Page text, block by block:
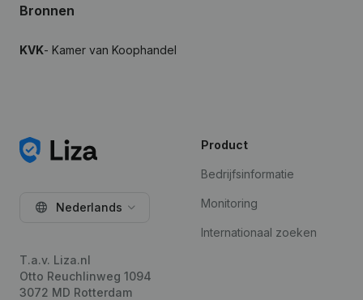
Bronnen
KVK- Kamer van Koophandel
Nederlands
T.a.v. Liza.nl
Otto Reuchlinweg 1094
3072 MD Rotterdam
Product
Bedrijfsinformatie
Monitoring
Internationaal zoeken